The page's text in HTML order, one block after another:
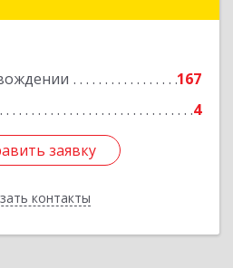
167
4
заявку
контакты
заявку
Назад